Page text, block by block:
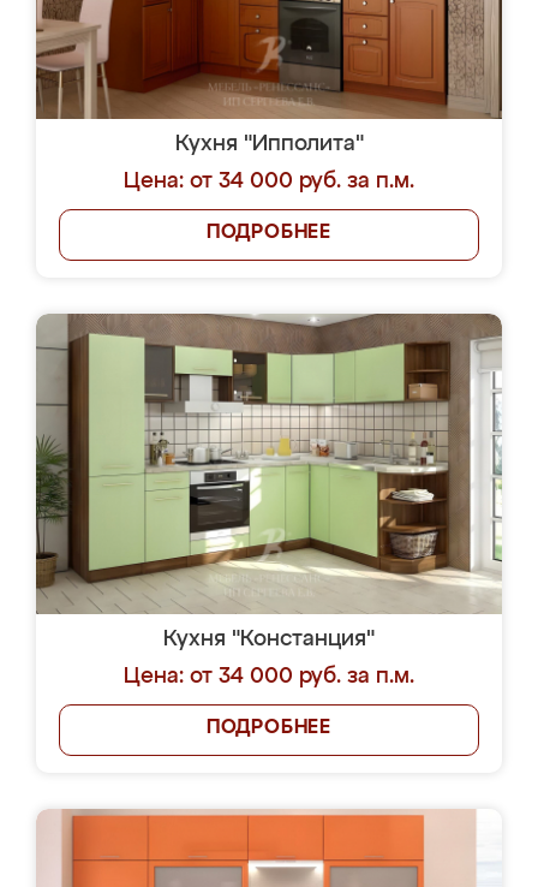
Кухня "Ипполита"
Цена: от 34 000 руб. за п.м.
ПОДРОБНЕЕ
Кухня "Констанция"
Цена: от 34 000 руб. за п.м.
ПОДРОБНЕЕ